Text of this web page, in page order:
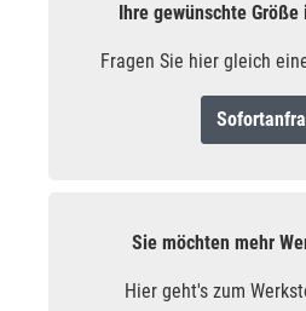
Ihre gewünschte
Fragen Sie hier gleich
Sie möchten mehr
Hier geht's zum